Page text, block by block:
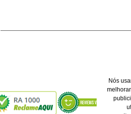
Nós